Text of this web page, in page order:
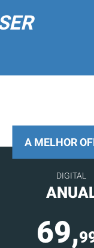
A MELHOR
DIGITAL
69,